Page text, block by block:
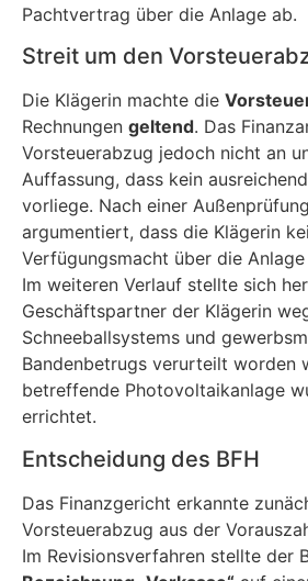
Pachtvertrag über die Anlage ab.
Streit um den
Die Klägerin machte die
Rechnungen geltend. Das
Vorsteuerabzug jedoch nicht an
Auffassung, dass kein
vorliege. Nach einer
argumentiert, dass die Klägerin
Verfügungsmacht über die
Im weiteren Verlauf stellte sich
Geschäftspartner der Klägerin
Schneeballsystems und
Bandenbetrugs verurteilt worden
betreffende Photovoltaikanlage
errichtet.
Entscheidung des BFH
Das Finanzgericht erkannte
Vorsteuerabzug aus der
Im Revisionsverfahren stellte der